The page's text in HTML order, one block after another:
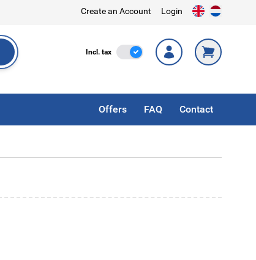
Create an Account Login
Incl. tax Incl. Tax
Offers FAQ Contact